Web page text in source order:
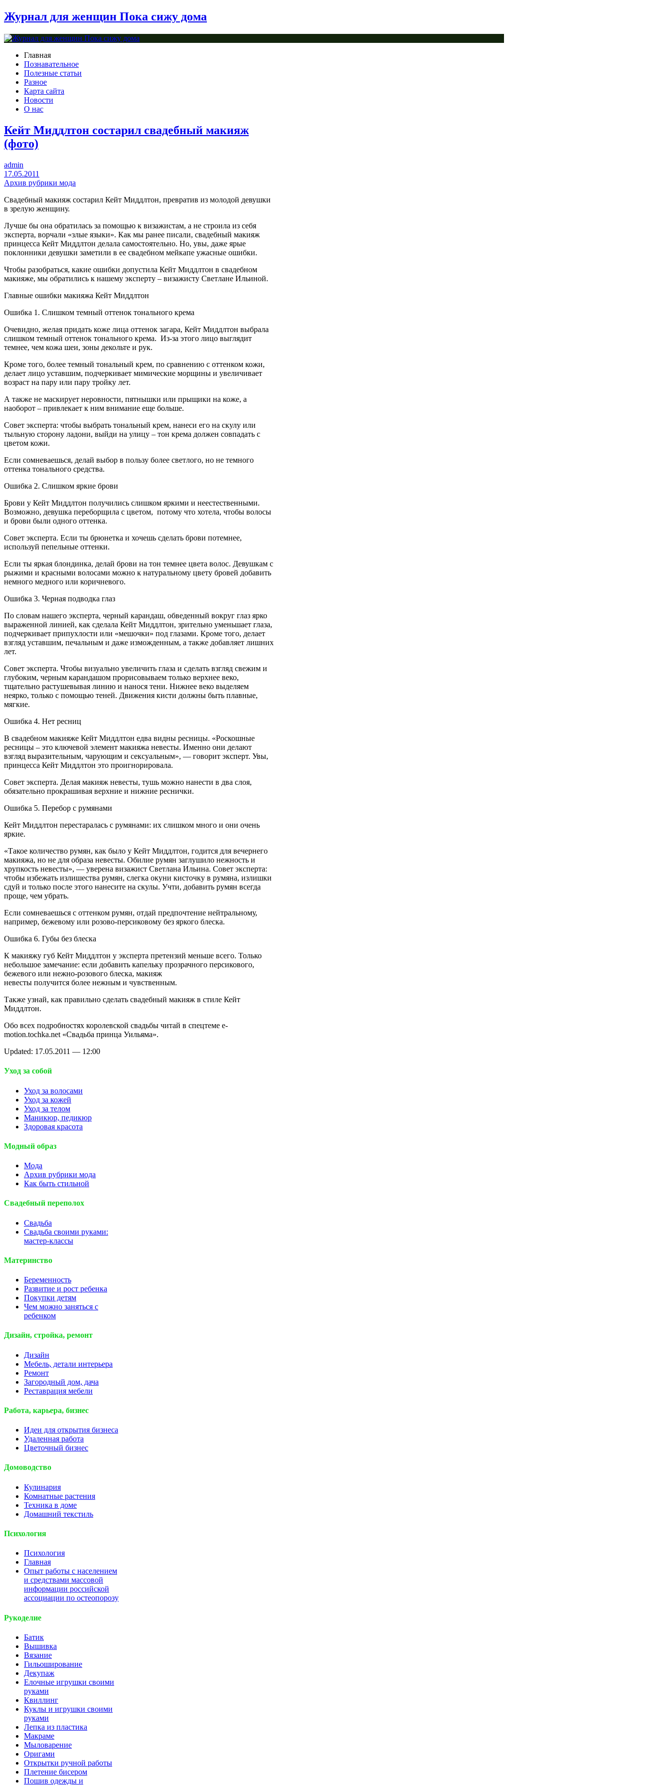
Журнал для женщин Пока сижу дома
Главная
Познавательное
Полезные статьи
Разное
Карта сайта
Новости
О нас
Кейт Миддлтон состарил свадебный макияж
(фото)
admin
17.05.2011
Архив рубрики мода
Свадебный макияж состарил Кейт Миддлтон, превратив из молодой девушки
в зрелую женщину.
Лучше бы она обратилась за помощью к визажистам, а не строила из себя
эксперта, ворчали «злые языки». Как мы ранее писали, свадебный макияж
принцесса Кейт Миддлтон делала самостоятельно. Но, увы, даже ярые
поклонники девушки заметили в ее свадебном мейкапе ужасные ошибки.
Чтобы разобраться, какие ошибки допустила Кейт Миддлтон в свадебном
макияже, мы обратились к нашему эксперту – визажисту Светлане Ильиной.
Главные ошибки макияжа Кейт Миддлтон
Ошибка 1. Слишком темный оттенок тонального крема
Очевидно, желая придать коже лица оттенок загара, Кейт Миддлтон выбрала
слишком темный оттенок тонального крема. Из-за этого лицо выглядит
темнее, чем кожа шеи, зоны декольте и рук.
Кроме того, более темный тональный крем, по сравнению с оттенком кожи,
делает лицо уставшим, подчеркивает мимические морщины и увеличивает
возраст на пару или пару тройку лет.
А также не маскирует неровности, пятнышки или прыщики на коже, а
наоборот – привлекает к ним внимание еще больше.
Совет эксперта: чтобы выбрать тональный крем, нанеси его на скулу или
тыльную сторону ладони, выйди на улицу – тон крема должен совпадать с
цветом кожи.
Если сомневаешься, делай выбор в пользу более светлого, но не темного
оттенка тонального средства.
Ошибка 2. Слишком яркие брови
Брови у Кейт Миддлтон получились слишком яркими и неестественными.
Возможно, девушка переборщила с цветом, потому что хотела, чтобы волосы
и брови были одного оттенка.
Совет эксперта. Если ты брюнетка и хочешь сделать брови потемнее,
используй пепельные оттенки.
Если ты яркая блондинка, делай брови на тон темнее цвета волос. Девушкам с
рыжими и красными волосами можно к натуральному цвету бровей добавить
немного медного или коричневого.
Ошибка 3. Черная подводка глаз
По словам нашего эксперта, черный карандаш, обведенный вокруг глаз ярко
выраженной линией, как сделала Кейт Миддлтон, зрительно уменьшает глаза,
подчеркивает припухлости или «мешочки» под глазами. Кроме того, делает
взгляд уставшим, печальным и даже изможденным, а также добавляет лишних
лет.
Совет эксперта. Чтобы визуально увеличить глаза и сделать взгляд свежим и
глубоким, черным карандашом прорисовываем только верхнее веко,
тщательно растушевывая линию и нанося тени. Нижнее веко выделяем
неярко, только с помощью теней. Движения кисти должны быть плавные,
мягкие.
Ошибка 4. Нет ресниц
В свадебном макияже Кейт Миддлтон едва видны ресницы. «Роскошные
ресницы – это ключевой элемент макияжа невесты. Именно они делают
взгляд выразительным, чарующим и сексуальным», — говорит эксперт. Увы,
принцесса Кейт Миддлтон это проигнорировала.
Совет эксперта. Делая макияж невесты, тушь можно нанести в два слоя,
обязательно прокрашивая верхние и нижние реснички.
Ошибка 5. Перебор с румянами
Кейт Миддлтон перестаралась с румянами: их слишком много и они очень
яркие.
«Такое количество румян, как было у Кейт Миддлтон, годится для вечернего
макияжа, но не для образа невесты. Обилие румян заглушило нежность и
хрупкость невесты», — уверена визажист Светлана Ильина. Совет эксперта:
чтобы избежать излишества румян, слегка окуни кисточку в румяна, излишки
сдуй и только после этого нанесите на скулы. Учти, добавить румян всегда
проще, чем убрать.
Если сомневаешься с оттенком румян, отдай предпочтение нейтральному,
например, бежевому или розово-персиковому без яркого блеска.
Ошибка 6. Губы без блеска
К макияжу губ Кейт Миддлтон у эксперта претензий меньше всего. Только
небольшое замечание: если добавить капельку прозрачного персикового,
бежевого или нежно-розового блеска, макияж
невесты получится более нежным и чувственным.
Также узнай, как правильно сделать свадебный макияж в стиле Кейт
Миддлтон.
Обо всех подробностях королевской свадьбы читай в спецтеме e-
motion.tochka.net «Свадьба принца Уильяма».
Updated: 17.05.2011 — 12:00
Уход за собой
Уход за волосами
Уход за кожей
Уход за телом
Маникюр, педикюр
Здоровая красота
Модный образ
Мода
Архив рубрики мода
Как быть стильной
Свадебный переполох
Свадьба
Свадьба своими руками:
мастер-классы
Материнство
Беременность
Развитие и рост ребенка
Покупки детям
Чем можно заняться с
ребенком
Дизайн, стройка, ремонт
Дизайн
Мебель, детали интерьера
Ремонт
Загородный дом, дача
Реставрация мебели
Работа, карьера, бизнес
Идеи для открытия бизнеса
Удаленная работа
Цветочный бизнес
Домоводство
Кулинария
Комнатные растения
Техника в доме
Домашний текстиль
Психология
Психология
Главная
Опыт работы с населением
и средствами массовой
информации российской
ассоциации по остеопорозу
Рукоделие
Батик
Вышивка
Вязание
Гильоширование
Декупаж
Елочные игрушки своими
руками
Квиллинг
Куклы и игрушки своими
руками
Лепка из пластика
Макраме
Мыловарение
Оригами
Открытки ручной работы
Плетение бисером
Пошив одежды и